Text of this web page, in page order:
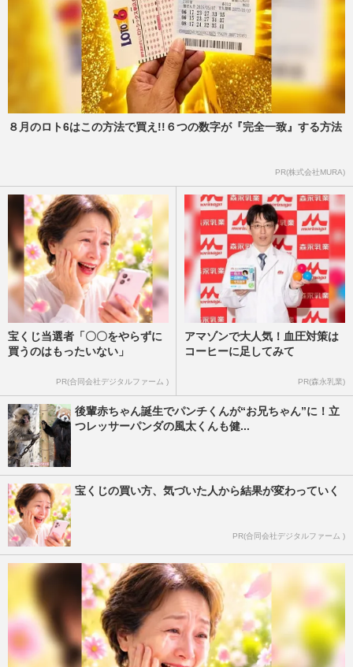
香川照之「歌舞伎と昆虫に命を捧げる」宣
言はどこへ、3年ぶり主演ドラマ『災』出
演で「テレビに出たい」の…
週刊女性2024年12月24日号 2024/12/12
【独占直撃】市川猿之助、舞台台本を手に
８月のロト6はこの方法で買え!!６つの数字が『完全一致』する方法
PR(株式会社MURA)
宝くじ当選者「〇〇をやらずに
買うのはもったいない」
PR(合同会社デジタルファーム )
アマゾンで大人気！血圧対策は
コーヒーに足してみて
PR(森永乳業)
後輩赤ちゃん誕生でパンチくんが“お兄ちゃん”に！立
つレッサーパンダの風太くんも健...
宝くじの買い方、気づいた人から結果が変わっていく
PR(合同会社デジタルファーム )